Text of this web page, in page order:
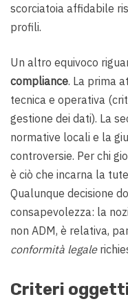
scorciatoia affidabile
profili.
Un altro equivoco
compliance. La prima
tecnica e operativa
gestione dei dati). La
normative locali e la
controversie. Per chi
è ciò che incarna la
Qualunque decisione
consapevolezza: la
non ADM, è relativa,
conformità legale
Criteri